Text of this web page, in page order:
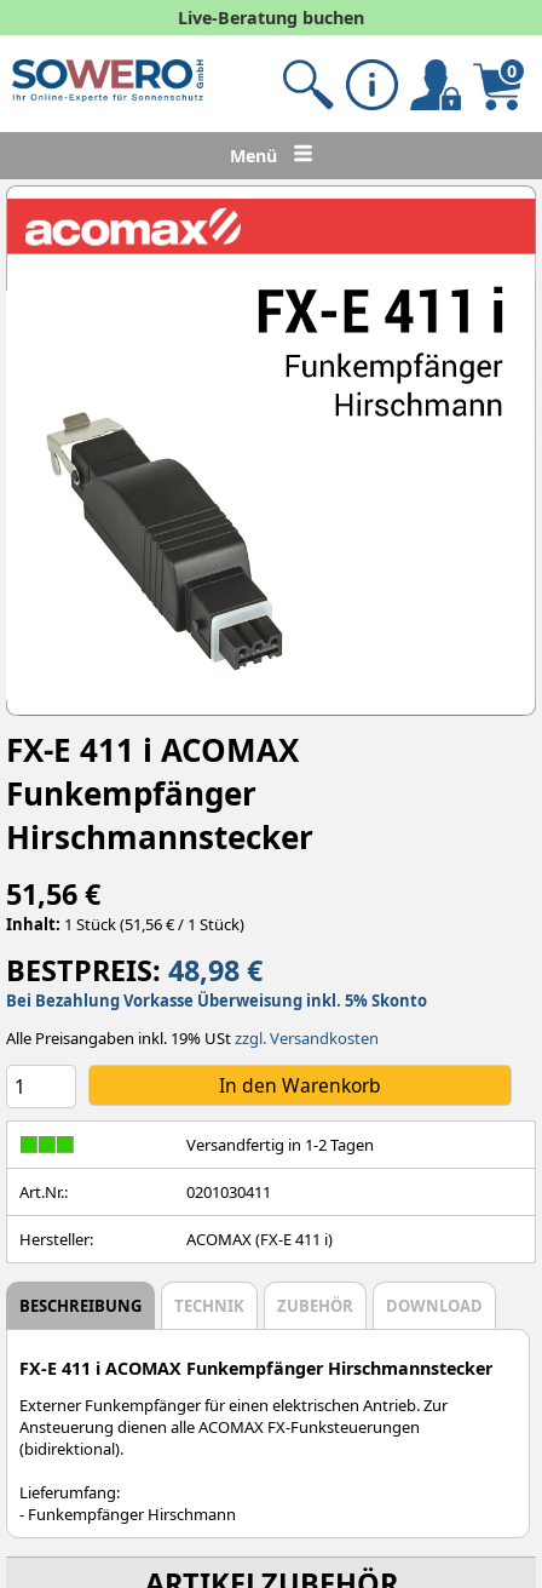
Live-Beratung buchen
0
Menü
FX-E 411 i ACOMAX
Funkempfänger
Hirschmannstecker
51,56 €
Inhalt: 1 Stück (51,56 € / 1 Stück)
BESTPREIS: 48,98 €
Bei Bezahlung Vorkasse Überweisung inkl. 5% Skonto
Alle Preisangaben inkl. 19% UStzzgl. Versandkosten
Versandfertig in 1-2 Tagen
Art.Nr.: 0201030411
Hersteller: ACOMAX (FX-E 411 i)
BESCHREIBUNG TECHNIK ZUBEHÖR DOWNLOAD
FX-E 411 i ACOMAX Funkempfänger Hirschmannstecker
Externer Funkempfänger für einen elektrischen Antrieb. Zur
Ansteuerung dienen alle ACOMAX FX-Funksteuerungen
(bidirektional).
Lieferumfang:
- Funkempfänger Hirschmann